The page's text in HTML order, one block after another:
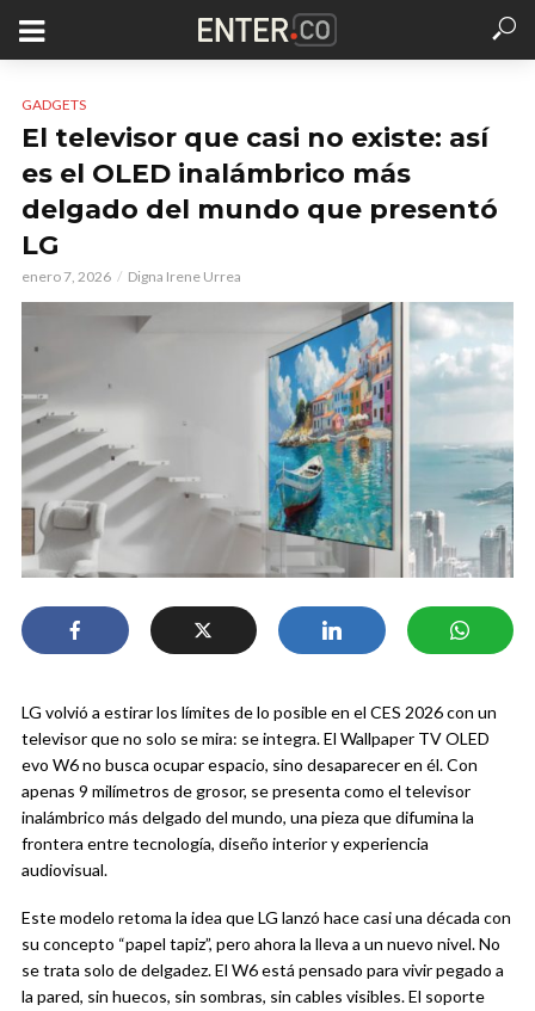
GADGETS
El televisor que casi no existe: así
es el OLED inalámbrico más
delgado del mundo que presentó
LG
enero 7, 2026 Digna Irene Urrea
LG volvió a estirar los límites de lo posible en el CES 2026 con un
televisor que no solo se mira: se integra. El Wallpaper TV OLED
evo W6 no busca ocupar espacio, sino desaparecer en él. Con
apenas 9 milímetros de grosor, se presenta como el televisor
inalámbrico más delgado del mundo, una pieza que difumina la
frontera entre tecnología, diseño interior y experiencia
audiovisual.
Este modelo retoma la idea que LG lanzó hace casi una década con
su concepto “papel tapiz”, pero ahora la lleva a un nuevo nivel. No
se trata solo de delgadez. El W6 está pensado para vivir pegado a
la pared, sin huecos, sin sombras, sin cables visibles. El soporte